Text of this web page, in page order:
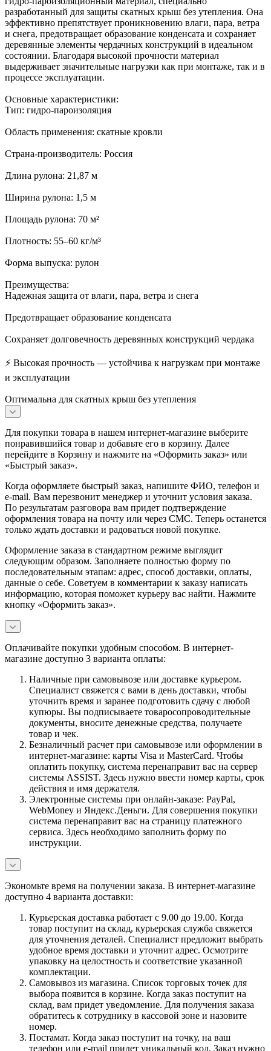
разработанный для защиты скатных крыш без утепления. Она
эффективно препятствует проникновению влаги, пара, ветра
и снега, предотвращает образование конденсата и сохраняет
деревянные элементы чердачных конструкций в идеальном
состоянии. Благодаря высокой прочности материал
выдерживает значительные нагрузки как при монтаже, так и в
процессе эксплуатации.
Основные характеристики:
Тип: гидро-пароизоляция
Область применения: скатные кровли
Страна-производитель: Россия
Длина рулона: 21,87 м
Ширина рулона: 1,5 м
Площадь рулона: 70 м²
Плотность: 55–60 кг/м³
Форма выпуска: рулон
Преимущества:
Надежная защита от влаги, пара, ветра и снега
Предотвращает образование конденсата
Сохраняет долговечность деревянных конструкций чердака
⚡ Высокая прочность — устойчива к нагрузкам при монтаже
и эксплуатации
Оптимальна для скатных крыш без утепления
Для покупки товара в нашем интернет-магазине выберите
понравившийся товар и добавьте его в корзину. Далее
перейдите в Корзину и нажмите на «Оформить заказ» или
«Быстрый заказ».
Когда оформляете быстрый заказ, напишите ФИО, телефон и
e-mail. Вам перезвонит менеджер и уточнит условия заказа.
По результатам разговора вам придет подтверждение
оформления товара на почту или через СМС. Теперь останется
только ждать доставки и радоваться новой покупке.
Оформление заказа в стандартном режиме выглядит
следующим образом. Заполняете полностью форму по
последовательным этапам: адрес, способ доставки, оплаты,
данные о себе. Советуем в комментарии к заказу написать
информацию, которая поможет курьеру вас найти. Нажмите
кнопку «Оформить заказ».
Оплачивайте покупки удобным способом. В интернет-
магазине доступно 3 варианта оплаты:
Наличные при самовывозе или доставке курьером.
Специалист свяжется с вами в день доставки, чтобы
уточнить время и заранее подготовить сдачу с любой
купюры. Вы подписываете товаросопроводительные
документы, вносите денежные средства, получаете
товар и чек.
Безналичный расчет при самовывозе или оформлении в
интернет-магазине: карты Visa и MasterCard. Чтобы
оплатить покупку, система перенаправит вас на сервер
системы ASSIST. Здесь нужно ввести номер карты, срок
действия и имя держателя.
Электронные системы при онлайн-заказе: PayPal,
WebMoney и Яндекс.Деньги. Для совершения покупки
система перенаправит вас на страницу платежного
сервиса. Здесь необходимо заполнить форму по
инструкции.
Экономьте время на получении заказа. В интернет-магазине
доступно 4 варианта доставки:
Курьерская доставка работает с 9.00 до 19.00. Когда
товар поступит на склад, курьерская служба свяжется
для уточнения деталей. Специалист предложит выбрать
удобное время доставки и уточнит адрес. Осмотрите
упаковку на целостность и соответствие указанной
комплектации.
Самовывоз из магазина. Список торговых точек для
выбора появится в корзине. Когда заказ поступит на
склад, вам придет уведомление. Для получения заказа
обратитесь к сотруднику в кассовой зоне и назовите
номер.
Постамат. Когда заказ поступит на точку, на ваш
телефон или e-mail придет уникальный код. Заказ нужно